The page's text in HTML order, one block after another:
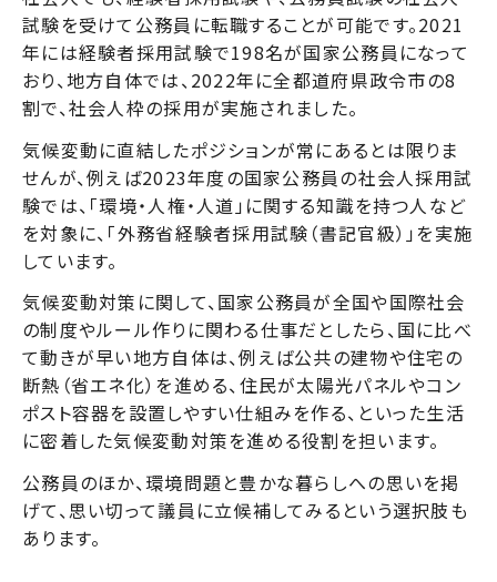
試験を受けて公務員に転職することが可能です。2021
年には経験者採用試験で198名が国家公務員になって
おり、地方自体では、2022年に全都道府県政令市の8
割で、社会人枠の採用が実施されました。
気候変動に直結したポジションが常にあるとは限りま
せんが、例えば2023年度の国家公務員の社会人採用試
験では、「環境・人権・人道」に関する知識を持つ人など
を対象に、 「外務省経験者採用試験（書記官級）」を実施
しています。
気候変動対策に関して、国家公務員が全国や国際社会
の制度やルール作りに関わる仕事だとしたら、国に比べ
て動きが早い地方自体は、例えば公共の建物や住宅の
断熱（省エネ化）を進める、住民が太陽光パネルやコン
ポスト容器を設置しやすい仕組みを作る、といった生活
に密着した気候変動対策を進める役割を担います。
公務員のほか、環境問題と豊かな暮らしへの思いを掲
げて、思い切って議員に立候補してみるという選択肢も
あります。